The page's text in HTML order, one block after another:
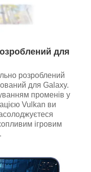
для
розроблений
для Galaxy.
променів у
Vulkan ви
ігровим